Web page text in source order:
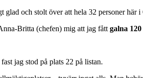
glad och stolt över att hela 32 personer
Britta (chefen) mig att jag fått galna
jag stod på plats 22 på listan.